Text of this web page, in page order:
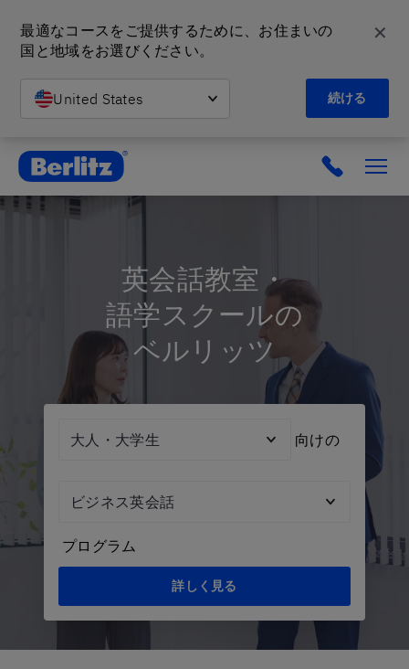
最適なコースをご提供するために、お住まいの
国と地域をお選びください。
United States 続ける
✕
英会話教室と語学スクール | ベルリッツ
英会話教室・
語学スクールの
ベルリッツ
向けの
プログラム
詳しく見る